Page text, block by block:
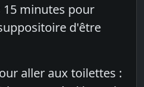
minutes pour
d'être
aller aux toilettes :